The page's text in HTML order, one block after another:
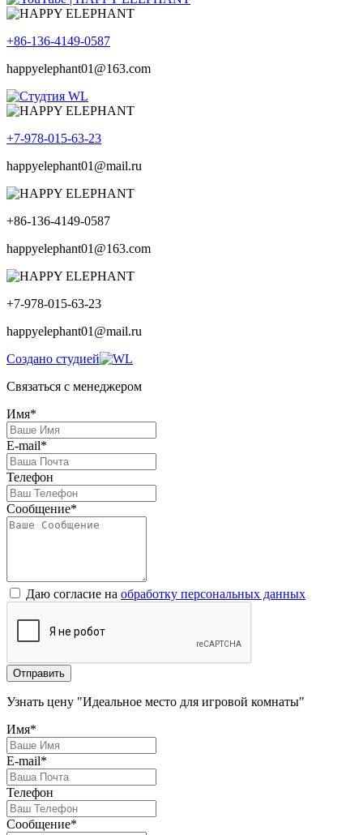
+86-136-4149-0587
happyelephant01@163.com
+7-978-015-63-23
happyelephant01@mail.ru
+86-136-4149-0587
happyelephant01@163.com
+7-978-015-63-23
happyelephant01@mail.ru
Создано студией
Связаться с менеджером
Имя*
E-mail*
Телефон
Сообщение*
Даю согласие на обработку персональных данных
Отправить
Узнать цену "Идеальное место для игровой комнаты"
Имя*
E-mail*
Телефон
Сообщение*